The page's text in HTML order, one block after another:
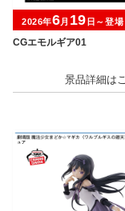
CGエモルギア01
2026年6月 19 日～登場